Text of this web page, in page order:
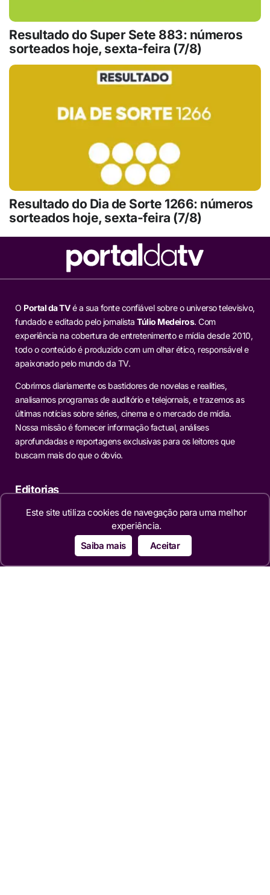
Resultado do Super Sete 883: números
sorteados hoje, sexta-feira (7/8)
Resultado do Dia de Sorte 1266: números
sorteados hoje, sexta-feira (7/8)
O Portal da TVé a sua fonte confiável sobre o universo televisivo,
fundado e editado pelo jornalista Túlio Medeiros. Com
experiência na cobertura de entretenimento e mídia desde 2010,
todo o conteúdo é produzido com um olhar ético, responsável e
apaixonado pelo mundo da TV.
Cobrimos diariamente os bastidores de novelas e realities,
analisamos programas de auditório e telejornais, e trazemos as
últimas notícias sobre séries, cinema e o mercado de mídia.
Nossa missão é fornecer informação factual, análises
aprofundadas e reportagens exclusivas para os leitores que
buscam mais do que o óbvio.
Editorias
TELEVISÃO
Este site utiliza cookies de navegação para uma melhor
experiência.
Saiba mais
Aceitar